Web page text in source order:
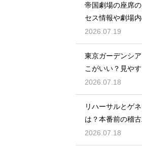
帝国劇場の座席
セス情報や劇場内
徹底ガイド
2026.07.19
東京ガーデンシ
こがいい？見や
おすすめのポジシ
2026.07.18
リハーサルとゲ
は？本番前の稽古
ックの意味を解説
2026.07.18